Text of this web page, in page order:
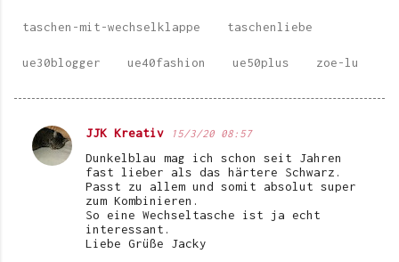
taschen-mit-wechselklappe taschenliebe
ue30blogger ue40fashion ue50plus zoe-lu
K
JJK Kreativ 15/3/20 08:57
Dunkelblau mag ich schon seit Jahren
fast lieber als das härtere Schwarz.
Passt zu allem und somit absolut super
zum Kombinieren.
So eine Wechseltasche ist ja echt
interessant.
Liebe Grüße Jacky